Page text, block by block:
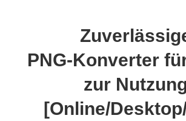
PNG‑Konverter
zur
[Online/